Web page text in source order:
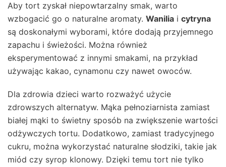
Aby tort zyskał niepowtarzalny smak, warto
wzbogacić go o naturalne aromaty. Wanilia i cytryna
są doskonałymi wyborami, które dodają przyjemnego
zapachu i świeżości. Można również
eksperymentować z innymi smakami, na przykład
używając kakao, cynamonu czy nawet owoców.
Dla zdrowia dzieci warto rozważyć użycie
zdrowszych alternatyw. Mąka pełnoziarnista zamiast
białej mąki to świetny sposób na zwiększenie wartości
odżywczych tortu. Dodatkowo, zamiast tradycyjnego
cukru, można wykorzystać naturalne słodziki, takie jak
miód czy syrop klonowy. Dzięki temu tort nie tylko